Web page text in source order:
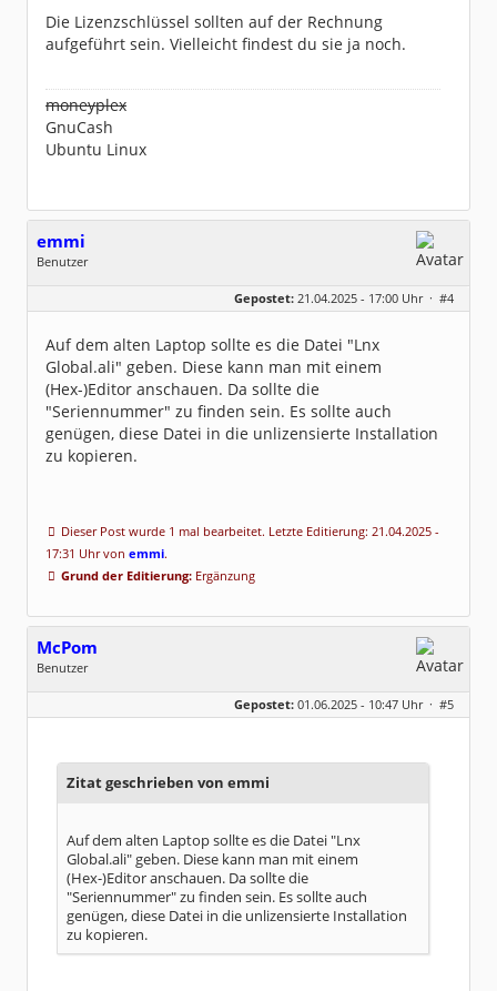
Die Lizenzschlüssel sollten auf der Rechnung
aufgeführt sein. Vielleicht findest du sie ja noch.
moneyplex
GnuCash
Ubuntu Linux
emmi
Benutzer
Dabei seit:
11 / 2012
Gepostet: 21.04.2025 - 17:00 Uhr · #4
Auf dem alten Laptop sollte es die Datei "Lnx
Global.ali" geben. Diese kann man mit einem
(Hex-)Editor anschauen. Da sollte die
"Seriennummer" zu finden sein. Es sollte auch
genügen, diese Datei in die unlizensierte Installation
zu kopieren.
Dieser Post wurde 1 mal bearbeitet. Letzte Editierung: 21.04.2025 -
17:31 Uhr von emmi.
Grund der Editierung: Ergänzung
McPom
Benutzer
Geschlecht:
keine Angabe
Dabei seit:
07 / 2023
Gepostet: 01.06.2025 - 10:47 Uhr · #5
Zitat geschrieben von emmi
Auf dem alten Laptop sollte es die Datei "Lnx
Global.ali" geben. Diese kann man mit einem
(Hex-)Editor anschauen. Da sollte die
"Seriennummer" zu finden sein. Es sollte auch
genügen, diese Datei in die unlizensierte Installation
zu kopieren.